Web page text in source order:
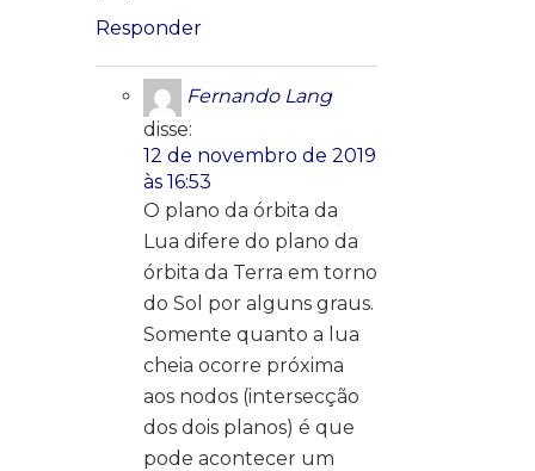
Responder
Fernando Lang
disse:
12 de novembro de 2019
às 16:53
O plano da órbita da
Lua difere do plano da
órbita da Terra em torno
do Sol por alguns graus.
Somente quanto a lua
cheia ocorre próxima
aos nodos (intersecção
dos dois planos) é que
pode acontecer um